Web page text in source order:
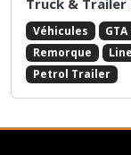
Véhicules
Remorque
Petrol Trailer